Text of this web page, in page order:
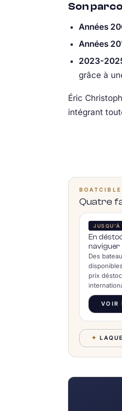
Son
Années
Années
2023-
grâce à
Éric
intégrant
BOATCIBLE
Quatre
En
naviguer
Des
prix
VOIR
✦